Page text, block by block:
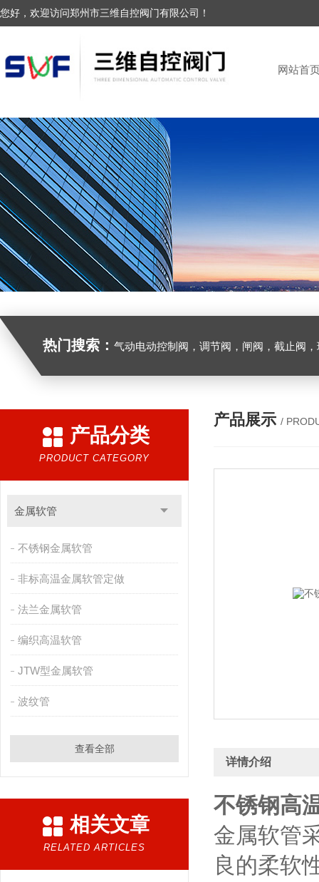
您好，欢迎访问郑州市三维自控阀门有限公司！
网站首
热门搜索： 气动电动控制阀，调节阀，闸阀，截止阀，球阀，蝶阀，止回阀，高温高压
产品分类
PRODUCT CATEGORY
金属软管
不锈钢金属软管
非标高温金属软管定做
法兰金属软管
编织高温软管
JTW型金属软管
波纹管
查看全部
相关文章
RELATED ARTICLES
产品展示 /
详情介绍
不锈钢高
金属软管
良的柔软